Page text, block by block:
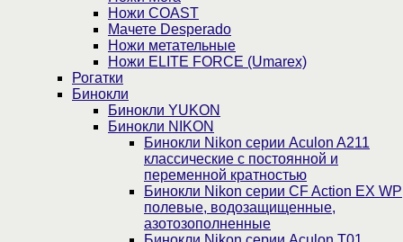
Ножи COAST
Мачете Desperado
Ножи метательные
Ножи ELITE FORCE (Umarex)
Рогатки
Бинокли
Бинокли YUKON
Бинокли NIKON
Бинокли Nikon серии Aculon A211
классические с постоянной и
переменной кратностью
Бинокли Nikon серии СF Action EX WP
полевые, водозащищенные,
азотозополненные